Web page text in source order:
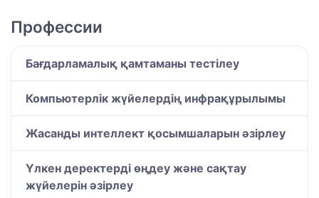
Профессии
Бағдарламалық қамтаманы тестілеу
Компьютерлік жүйелердің инфрақұрылымы
Жасанды интеллект қосымшаларын әзірлеу
Үлкен деректерді өңдеу және сақтау
жүйелерін әзірлеу